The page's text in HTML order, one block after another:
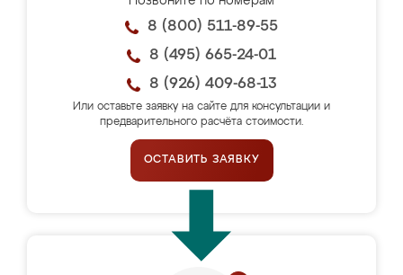
8 (800) 511-89-55
8 (495) 665-24-01
8 (926) 409-68-13
Или оставьте заявку на сайте для консультации и
предварительного расчёта стоимости.
ОСТАВИТЬ ЗАЯВКУ